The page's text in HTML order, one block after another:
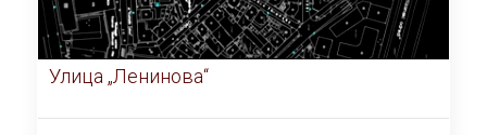
Улица „Ленинова“